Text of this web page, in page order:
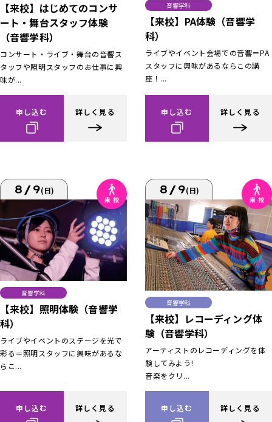
【来校】はじめてのコンサ
ート・舞台スタッフ体験
（音響学科）
コンサート・ライブ・舞台の音響ス
タッフや照明スタッフのお仕事に興
味が...
申し込む 詳しく見る
音響学科
【来校】PA体験（音響学
科）
ライブやイベント会場での音響＝PA
スタッフに興味があるならこの講
座！...
申し込む 詳しく見る
8/9(日)
音響学科
【来校】照明体験（音響学
科）
ライブやイベントのステージを光で
彩る＝照明スタッフに興味があるな
らこ...
申し込む 詳しく見る
8/9(日)
音響学科
【来校】レコーディング体
験（音響学科）
アーティストのレコーディングを体
験してみよう!
音楽をクリ...
申し込む 詳しく見る